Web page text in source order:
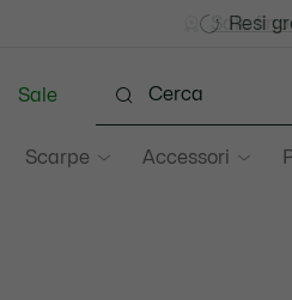
Resi
Unisciti unSale fino
Scarpe Accessori
Sale